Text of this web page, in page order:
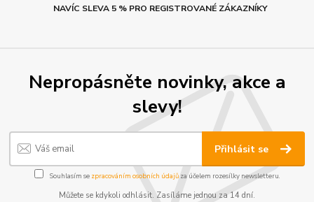
NAVÍC SLEVA 5 % PRO REGISTROVANÉ ZÁKAZNÍKY
Nepropásněte novinky, akce a
slevy!
Přihlásit se
Souhlasím se zpracováním osobních údajůza účelem rozesílky newsletteru.
Můžete se kdykoli odhlásit. Zasíláme jednou za 14 dní.